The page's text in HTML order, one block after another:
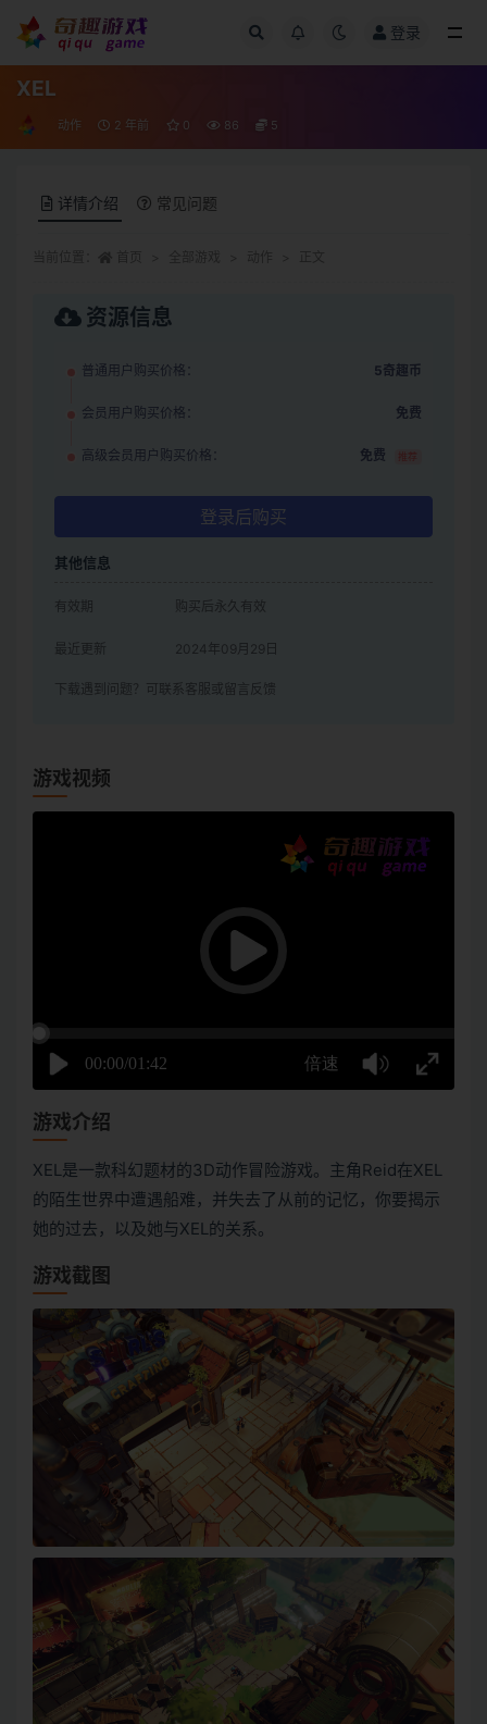
登录
XEL
动作 2 年前 0 86 5
详情介绍 常见问题
资源信息
普通用户购买价格： 5奇趣币
会员用户购买价格： 免费
高级会员用户购买价格： 免费 推荐
登录后购买
其他信息
有效期 购买后永久有效
最近更新 2024年09月29日
下载遇到问题？可联系客服或留言反馈
游戏视频
游戏介绍
XEL是一款科幻题材的3D动作冒险游戏。主角Reid在XEL
的陌生世界中遭遇船难，并失去了从前的记忆，你要揭示
她的过去，以及她与XEL的关系。
游戏截图